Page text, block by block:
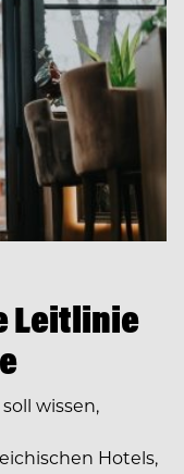
Leitlinie
wissen,
Hotels,